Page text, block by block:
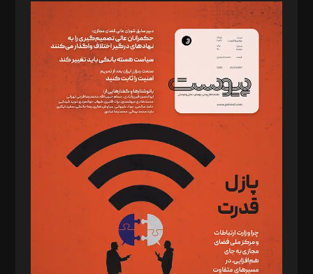
مدیر مسئول: محمدباقر اثنی‌عشری
سردبیر: مهرک محمودی
دبیر تحریریه: میثم قاسمی
د‌بیر ناداستان: سمانه سمیع
د‌بیر خدمت و تجارت: ابوالفضل رجبی
د‌بیر حقوق فناوری: حسام‌الدین ایپکچی
د‌بیر پیوست جهان: مینا پاکدل
د‌بیر تحریریه آنلاین: بابک نقاش
تحریریه‌: مجتبی محمود‌ی، آرش برهمند، یسنا امان‌پور، سروش کرمیان،
مصطفی مسجدی آرانی، ابوالفضل رجبی، زهرا فکرانه، فائزه فتحی
رستمی،مصطفی باستان
ویرایش: نگار استاد‌‌آقا
طراح یونیفرم: مجید توکلی
فیلمبرداری و عکاسی: امیر شفیعی، مانی لطفی زاده